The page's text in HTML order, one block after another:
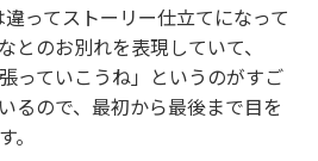
ってストーリー仕立てになって
とのお別れを表現していて、
っていこうね」というのがすご
るので、最初から最後まで目を